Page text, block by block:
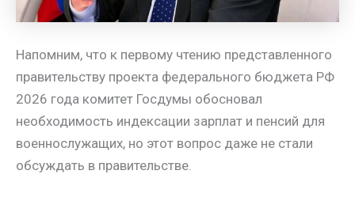
Напомним, что к первому чтению представленного
правительству проекта федерального бюджета РФ
2026 года комитет Госдумы обосновал
необходимость индексации зарплат и пенсий для
военнослужащих, но этот вопрос даже не стали
обсуждать в правительстве.